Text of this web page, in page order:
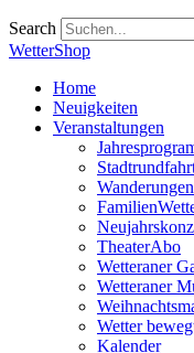
Search
WetterShop
Home
Neuigkeiten
Veranstaltungen
Wanderungen
TheaterAbo
Wetteraner
Wetteraner
Wetter
Kalender